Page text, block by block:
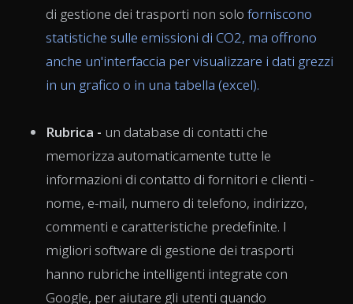
di gestione dei trasporti non solo forniscono
statistiche sulle emissioni di CO2, ma offrono
anche un'interfaccia per visualizzare i dati grezzi
in un grafico o in una tabella (excel).
Rubrica - un database di contatti che
memorizza automaticamente tutte le
informazioni di contatto di fornitori e clienti -
nome, e-mail, numero di telefono, indirizzo,
commenti e caratteristiche predefinite. I
migliori software di gestione dei trasporti
hanno rubriche intelligenti integrate con
Google, per aiutare gli utenti quando